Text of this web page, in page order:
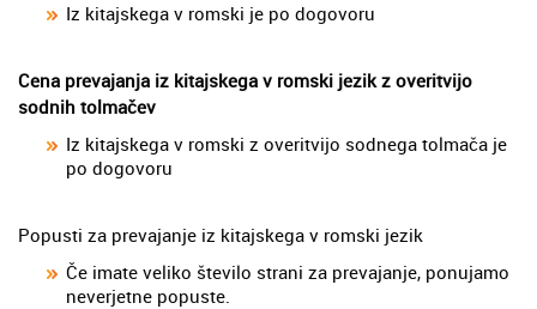
Iz kitajskega v romski je po dogovoru
Cena prevajanja iz kitajskega v romski jezik z overitvijo
sodnih tolmačev
Iz kitajskega v romski z overitvijo sodnega tolmača je
po dogovoru
Popusti za prevajanje iz kitajskega v romski jezik
Če imate veliko število strani za prevajanje, ponujamo
neverjetne popuste.